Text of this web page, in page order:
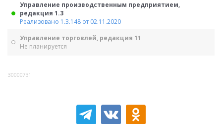
Управление производственным предприятием,
редакция 1.3
Реализовано 1.3.148 от 02.11.2020
Управление торговлей, редакция 11
Не планируется
30000731